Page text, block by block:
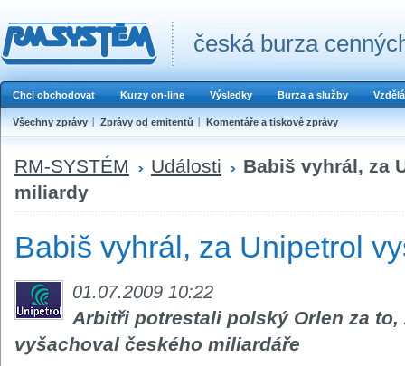
česká burza
Chci obchodovat Kurzy on-line Výsledky Burza a služby
Všechny zprávy Zprávy od emitentů Komentáře a tiskové zprávy
RM-SYSTÉM Události
Babiš vyhrál, za
miliardy
Babiš vyhrál, za Unipetrol
01.07.2009 10:22
Arbitři potrestali polský Orlen za
vyšachoval českého miliardáře